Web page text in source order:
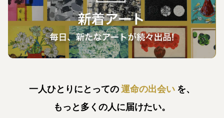
一人ひとりにとっての運命の出会い を、
もっと多くの人に届けたい。